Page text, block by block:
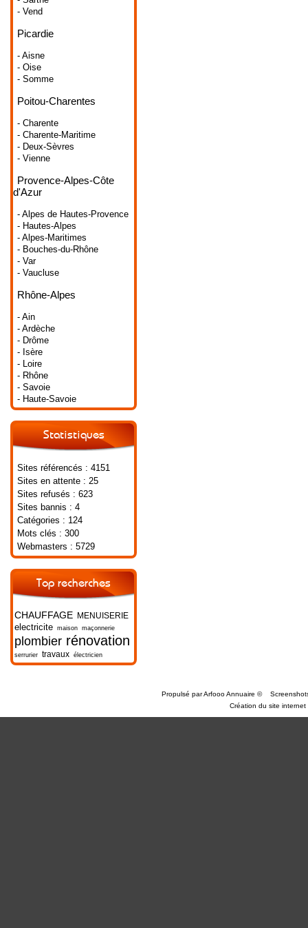
- Vend
Picardie
- Aisne
- Oise
- Somme
Poitou-Charentes
- Charente
- Charente-Maritime
- Deux-Sèvres
- Vienne
Provence-Alpes-Côte
d'Azur
- Alpes de Hautes-Provence
- Hautes-Alpes
- Alpes-Maritimes
- Bouches-du-Rhône
- Var
- Vaucluse
Rhône-Alpes
- Ain
- Ardèche
- Drôme
- Isère
- Loire
- Rhône
- Savoie
- Haute-Savoie
Statistiques
Sites référencés : 4151
Sites en attente : 25
Sites refusés : 623
Sites bannis : 4
Catégories : 124
Mots clés : 300
Webmasters : 5729
Top recherches
CHAUFFAGE MENUISERIE
electricite maison maçonnerie
plombier rénovation
serrurier travaux électricien
Propulsé parArfooo Annuaire ©
Création du site internet